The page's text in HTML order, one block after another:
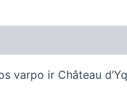
varpo ir Château